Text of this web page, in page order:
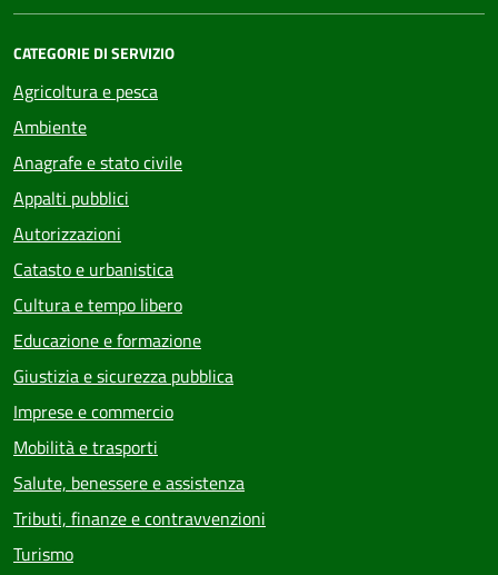
CATEGORIE DI SERVIZIO
Agricoltura e pesca
Ambiente
Anagrafe e stato civile
Appalti pubblici
Autorizzazioni
Catasto e urbanistica
Cultura e tempo libero
Educazione e formazione
Giustizia e sicurezza pubblica
Imprese e commercio
Mobilità e trasporti
Salute, benessere e assistenza
Tributi, finanze e contravvenzioni
Turismo